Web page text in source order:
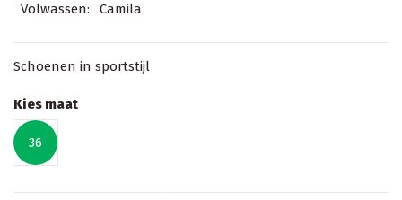
Volwassen: Camila
Schoenen in sportstijl
Kies maat
36